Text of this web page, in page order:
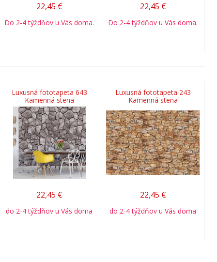
22,45 €
Do 2-4 týždňov u Vás doma.
22,45 €
Do 2-4 týždňov u Vás doma.
Luxusná fototapeta 643
Kamenná stena
22,45 €
do 2-4 týždňov u Vás doma
Luxusná fototapeta 243
Kamenná stena
22,45 €
do 2-4 týždňov u Vás doma